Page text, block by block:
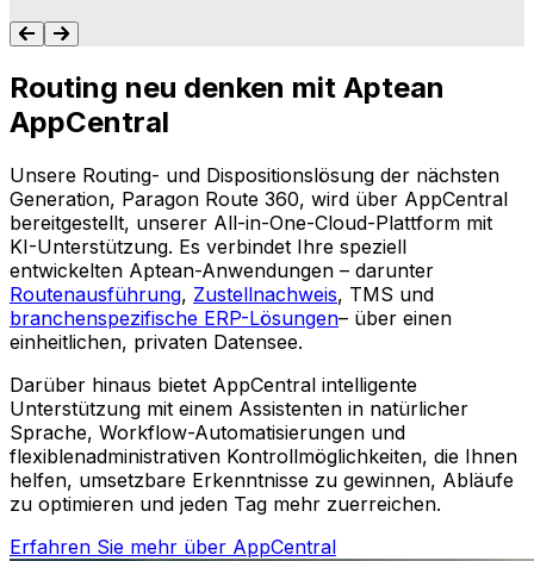
Routing neu denken mit Aptean
AppCentral
Unsere Routing- und Dispositionslösung der nächsten
Generation, Paragon Route 360, wird über AppCentral
bereitgestellt, unserer All-in-One-Cloud-Plattform mit
KI-Unterstützung. Es verbindet Ihre speziell
entwickelten Aptean-Anwendungen – darunter
Routenausführung, Zustellnachweis, TMS und
branchenspezifische ERP-Lösungen– über einen
einheitlichen, privaten Datensee.
Darüber hinaus bietet AppCentral intelligente
Unterstützung mit einem Assistenten in natürlicher
Sprache, Workflow-Automatisierungen und
flexiblenadministrativen Kontrollmöglichkeiten, die Ihnen
helfen, umsetzbare Erkenntnisse zu gewinnen, Abläufe
zu optimieren und jeden Tag mehr zuerreichen.
Erfahren Sie mehr über AppCentral